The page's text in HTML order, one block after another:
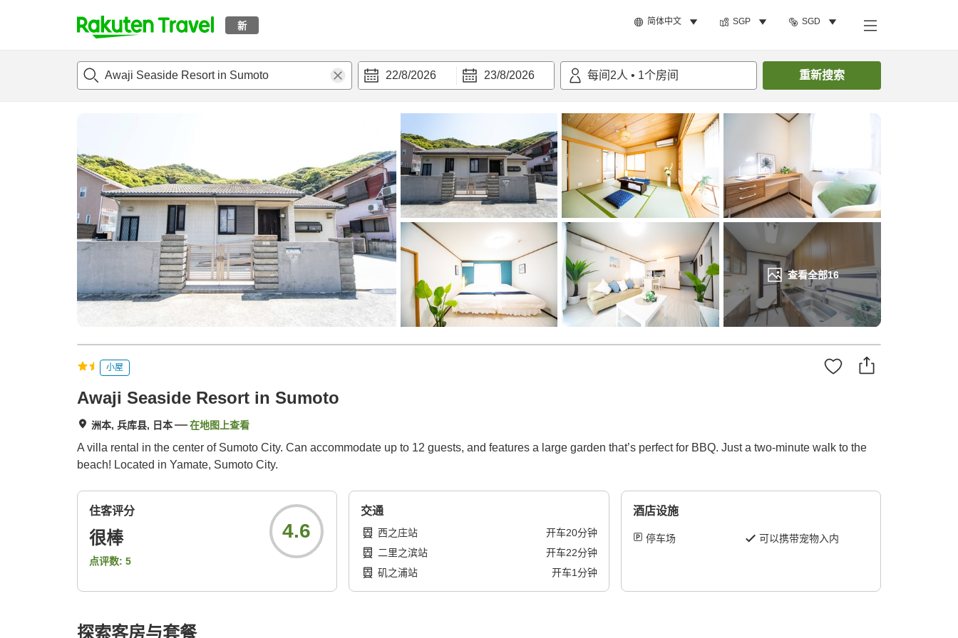
新 简体中文 SGP SGD
t
p
_
s
e
r
c
22/8/2026 23/8/2026 每间 2人 • 1个房间 重新搜索
查看全部16
概况 客房及住宿套餐评论设施 搜索客房
小屋
Awaji Seaside Resort in Sumoto
洲本, 兵库县, 日本 在地图上查看
A villa rental in the center of Sumoto City. Can accommodate up to 12 guests, and features a large garden that’s perfect for BBQ. Just a two-minute walk to the
beach! Located in Yamate, Sumoto City.
住客评分
很棒
点评数: 5
4.6
交通
西之庄站 开车20分钟
二里之滨站
开车22分钟
矶之浦站
开车1分钟
酒店设施
停车场 可以携带宠物入内
探索客房与套餐